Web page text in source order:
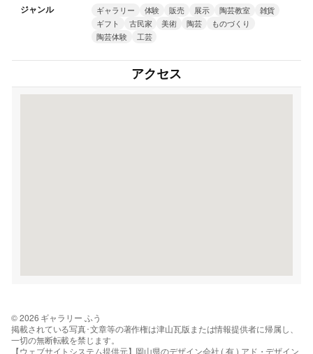
ジャンル ギャラリー 体験 販売 展示 陶芸教室
雑貨
ギフト
古民家 美術 陶芸
ものづくり
陶芸体験
工芸
アクセス
© 2026 ギャラリー ふう
掲載されている写真･文章等の著作権は津山瓦版または情報提供者に帰属し、
一切の無断転載を禁じます。
【ウェブサイトシステム提供元】岡山県のデザイン会社 ( 有 ) アド・デザイン